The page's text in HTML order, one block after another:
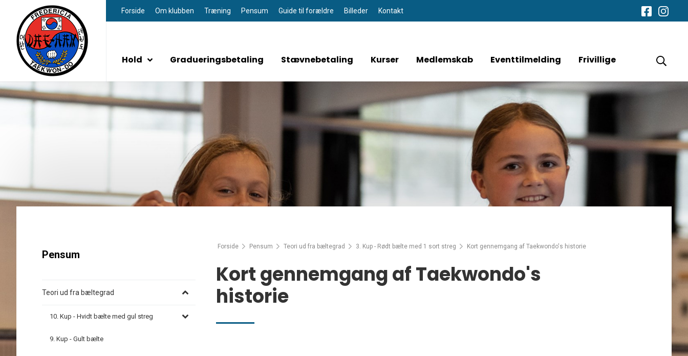
Forside Om klubben Træning Pensum Guide til forældre Billeder Kontakt
Hold Gradueringsbetaling Stævnebetaling Kurser Medlemskab Eventtilmelding Frivillige
Forside Pensum Teori ud fra bæltegrad 3. Kup - Rødt bælte med 1 sort streg Kort gennemgang af Taekwondo's historie
Kort gennemgang af Taekwondo's
historie
Pensum
Teori ud fra bæltegrad
10. Kup - Hvidt bælte med gul streg
9. Kup - Gult bælte